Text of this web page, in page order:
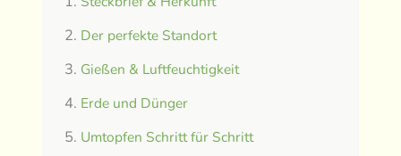
Der perfekte Standort
Gießen & Luftfeuchtigkeit
Erde und Dünger
Umtopfen Schritt für Schritt